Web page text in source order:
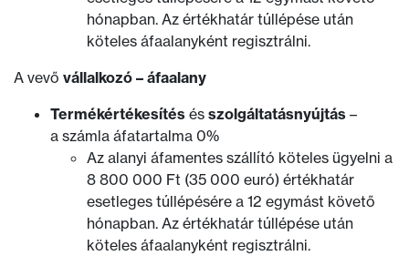
hónapban. Az értékhatár túllépése után
köteles áfaalanyként regisztrálni.
A vevő vállalkozó – áfaalany
Termékértékesítés és szolgáltatásnyújtás –
a számla áfatartalma 0%
Az alanyi áfamentes szállító köteles ügyelni a
8 800 000 Ft (35 000 euró) értékhatár
esetleges túllépésére a 12 egymást követő
hónapban. Az értékhatár túllépése után
köteles áfaalanyként regisztrálni.